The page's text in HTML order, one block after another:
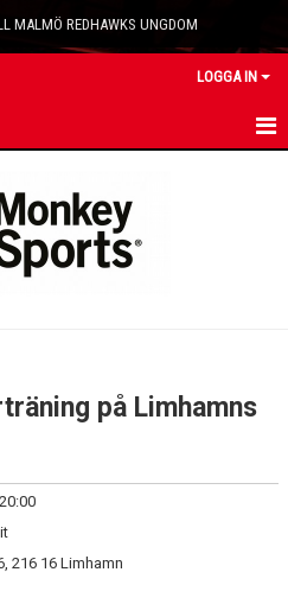
MALMÖ REDHAWKS UNGDOM
LOGGA IN
på Limhamns
216 16 Limhamn